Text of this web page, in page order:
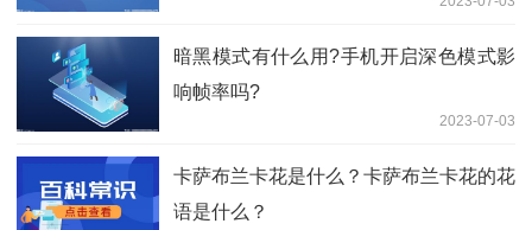
暗黑模式有什么用?手机开启深色模式影
响帧率吗?
2023-07-03
卡萨布兰卡花是什么？卡萨布兰卡花的花
语是什么？